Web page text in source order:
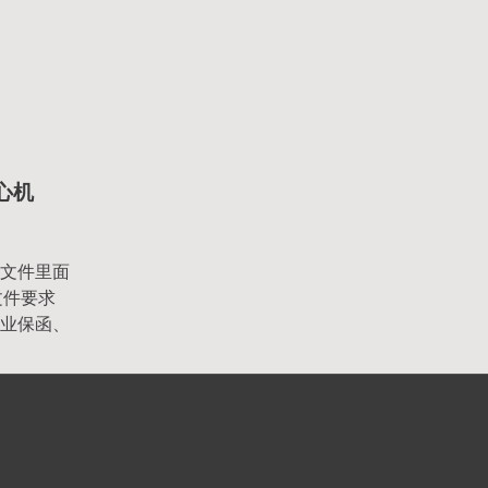
机
件里面
要求
保函、